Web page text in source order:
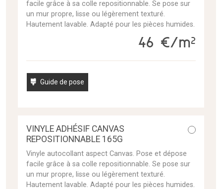
facile grâce à sa colle repositionnable. Se pose sur
un mur propre, lisse ou légèrement texturé.
Hautement lavable. Adapté pour les pièces humides.
46 €/m²
Guide de pose
VINYLE ADHÉSIF CANVAS
REPOSITIONNABLE 165G
Vinyle autocollant aspect Canvas. Pose et dépose
facile grâce à sa colle repositionnable. Se pose sur
un mur propre, lisse ou légèrement texturé.
Hautement lavable. Adapté pour les pièces humides.